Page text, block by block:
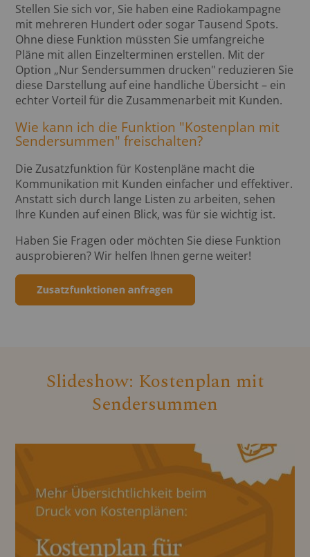
Stellen Sie sich vor, Sie haben eine Radiokampagne
mit mehreren Hundert oder sogar Tausend Spots.
Ohne diese Funktion müssten Sie umfangreiche
Pläne mit allen Einzelterminen erstellen. Mit der
Option „Nur Sendersummen drucken" reduzieren Sie
diese Darstellung auf eine handliche Übersicht – ein
echter Vorteil für die Zusammenarbeit mit Kunden.
Wie kann ich die Funktion "Kostenplan mit
Sendersummen" freischalten?
Die Zusatzfunktion für Kostenpläne macht die
Kommunikation mit Kunden einfacher und effektiver.
Anstatt sich durch lange Listen zu arbeiten, sehen
Ihre Kunden auf einen Blick, was für sie wichtig ist.
Haben Sie Fragen oder möchten Sie diese Funktion
ausprobieren? Wir helfen Ihnen gerne weiter!
Slideshow: Kostenplan mit
Sendersummen